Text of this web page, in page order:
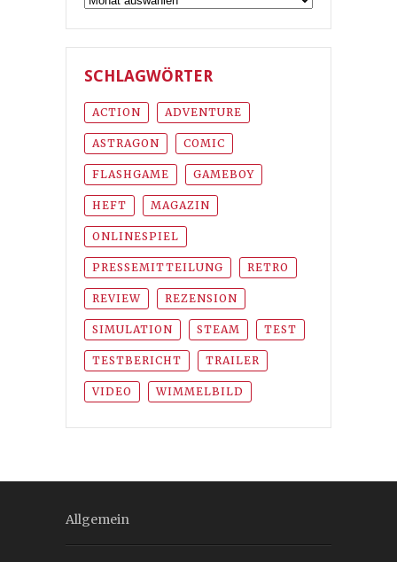
SCHLAGWÖRTER
ACTION ADVENTURE
ASTRAGON COMIC
FLASHGAME GAMEBOY
HEFT MAGAZIN
ONLINESPIEL
PRESSEMITTEILUNG RETRO
REVIEW REZENSION
SIMULATION STEAM TEST
TESTBERICHT TRAILER
VIDEO WIMMELBILD
Allgemein